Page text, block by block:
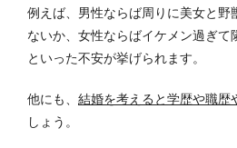
例えば、男性ならば周りに美女と野
ないか、女性ならばイケメン過ぎて
といった不安が挙げられます。
他にも、 結婚を考えると学歴や職歴
しょう。